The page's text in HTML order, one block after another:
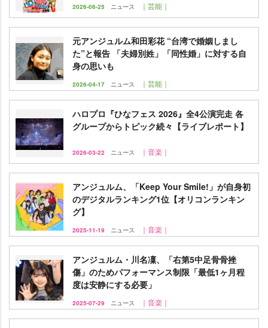
2026-06-25 ニュース ｜芸能｜
元アンジュルム和田彩花 “台湾で婚姻しまし
た”と報告 「夫婦別姓」「同性婚」に対する自
身の思いも
2026-04-17 ニュース ｜芸能｜
ハロプロ『ひなフェス 2026』全4公演完走 各
グループからトピック続々【ライブレポート】
2026-03-22 ニュース ｜音楽｜
アンジュルム、「Keep Your Smile!」が自身初
のデジタルランキング1位【オリコンランキン
グ】
2025-11-19 ニュース ｜音楽｜
アンジュルム・川名凜、「右第5中足骨骨挫
傷」のためパフォーマンス制限「最低1ヶ月程
度は安静にする必要」
2025-07-29 ニュース ｜音楽｜